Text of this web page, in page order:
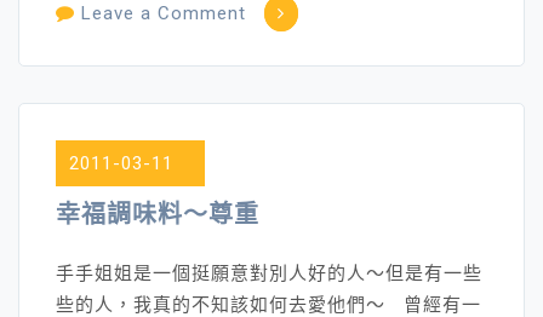
Leave a Comment on
與
2011-03-11
幸福調味料～尊重
手手姐姐是一個挺願意對別人好的人～但是有一些
些的人，我真的不知該如何去愛他們～ 曾經有一